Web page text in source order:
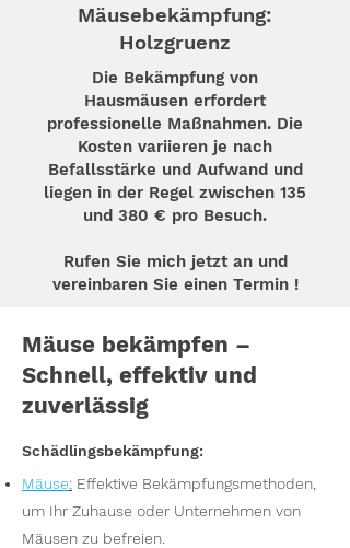
Mäusebekämpfung:
Holzgruenz
Die Bekämpfung von
Hausmäusen erfordert
professionelle Maßnahmen. Die
Kosten variieren je nach
Befallsstärke und Aufwand und
liegen in der Regel zwischen 135
und 380 € pro Besuch.
Rufen Sie mich jetzt an und
vereinbaren Sie einen Termin !
Mäuse bekämpfen –
Schnell, effektiv und
zuverlässig
Schädlingsbekämpfung:
Mäuse: Effektive Bekämpfungsmethoden,
um Ihr Zuhause oder Unternehmen von
Mäusen zu befreien.